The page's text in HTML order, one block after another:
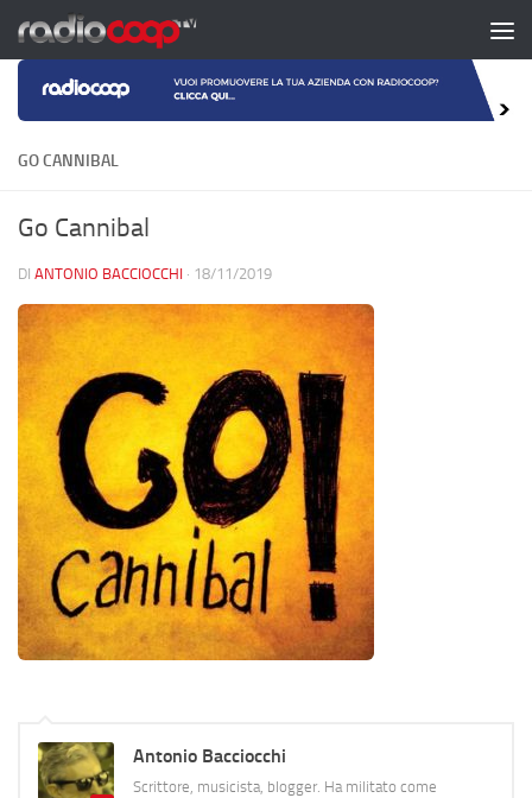
Salta al contenuto
GO CANNIBAL
Go Cannibal
DI ANTONIO BACCIOCCHI · 18/11/2019
Antonio Bacciocchi
Scrittore, musicista, blogger. Ha militato come